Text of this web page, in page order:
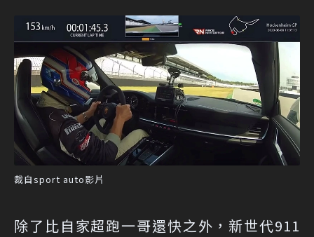
裁自sport auto影片
除了比自家超跑一哥還快之外，新世代911